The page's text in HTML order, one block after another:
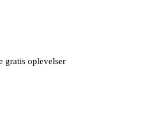
gratis oplevelser